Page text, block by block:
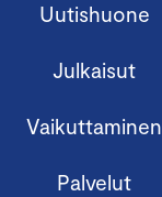
Uutishuone
Julkaisut
Vaikuttaminen
Palvelut